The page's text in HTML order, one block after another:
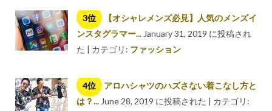
【オシャレメンズ必見】人気のメンズイ
ンスタグラマー... January 31, 2019 に投稿され
た | カテゴリ: ファッション
アロハシャツのハズさない着こなし方と
は？... June 28, 2019 に投稿された | カテゴリ: